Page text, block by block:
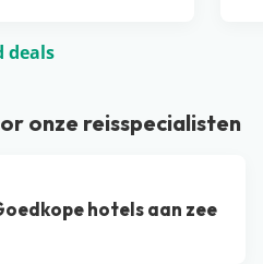
deals
onze reisspecialisten
hotels aan zee